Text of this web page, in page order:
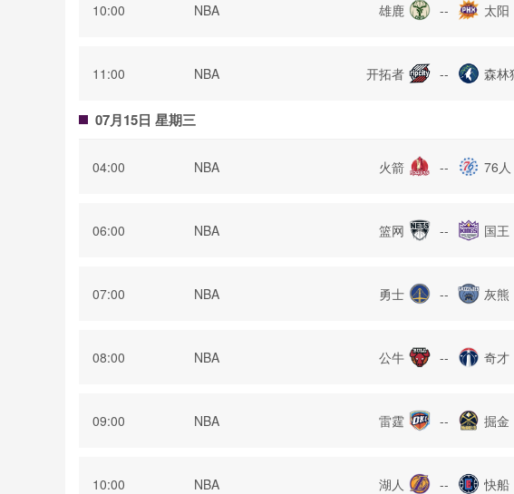
10:00 NBA 雄鹿 -- 太阳
11:00 NBA 开拓者 -- 森林
07月15日 星期三
04:00 NBA 火箭 -- 76人
06:00 NBA 篮网 -- 国王
07:00 NBA 勇士 -- 灰熊
08:00 NBA 公牛 -- 奇才
09:00 NBA 雷霆 -- 掘金
10:00 NBA 湖人 -- 快船